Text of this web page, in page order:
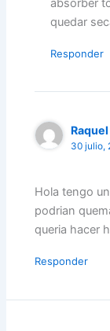
absorber
quedar
Responder
30 julio,
Hola tengo
podrian
queria hacer
Responder